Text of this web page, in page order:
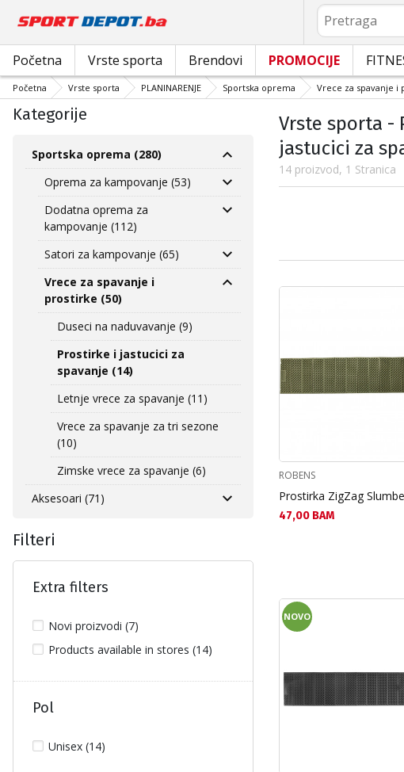
Pretraga
Početna Vrste sporta Brendovi PROMOCIJE
Početna Vrste sporta PLANINARENJE Sportska oprema Vrece za spavanje i
Kategorije
Sportska oprema (280)
Oprema za kampovanje (53)
Dodatna oprema za
kampovanje (112)
Satori za kampovanje (65)
Vrece za spavanje i
prostirke (50)
Duseci na naduvavanje (9)
Prostirke i jastucici za
spavanje (14)
Letnje vrece za spavanje (11)
Vrece za spavanje za tri sezone
(10)
Zimske vrece za spavanje (6)
Aksesoari (71)
Filteri
Extra filters
Novi proizvodi (7)
Products available in stores (14)
Pol
Unisex (14)
Vrste sporta -
jastucici za
14 proizvod, 1 Stranica
ROBENS
Prostirka ZigZag
Текуща цена:
47,00 BAM
NOVO